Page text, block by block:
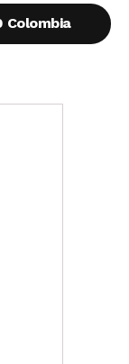
Colombia